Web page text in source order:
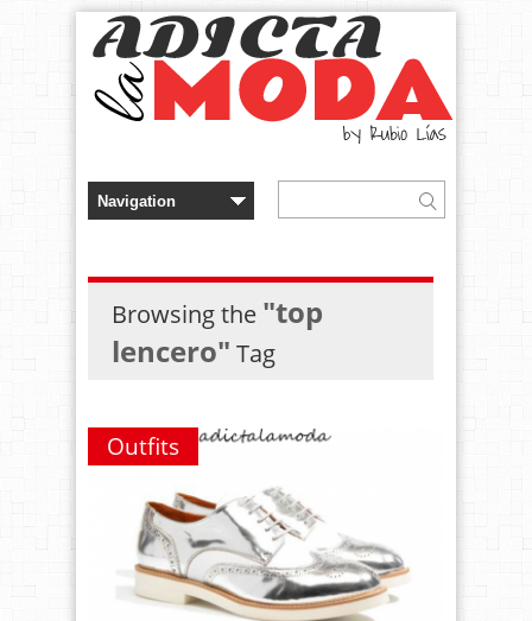
Browsing the "top
lencero" Tag
Outfits